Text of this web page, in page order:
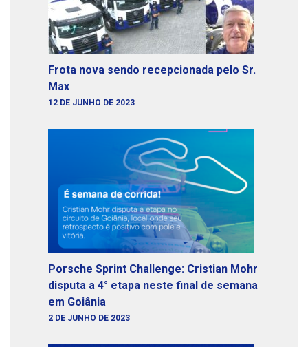
Frota nova sendo recepcionada pelo Sr.
Max
12 DE JUNHO DE 2023
Porsche Sprint Challenge: Cristian Mohr
disputa a 4° etapa neste final de semana
em Goiânia
2 DE JUNHO DE 2023